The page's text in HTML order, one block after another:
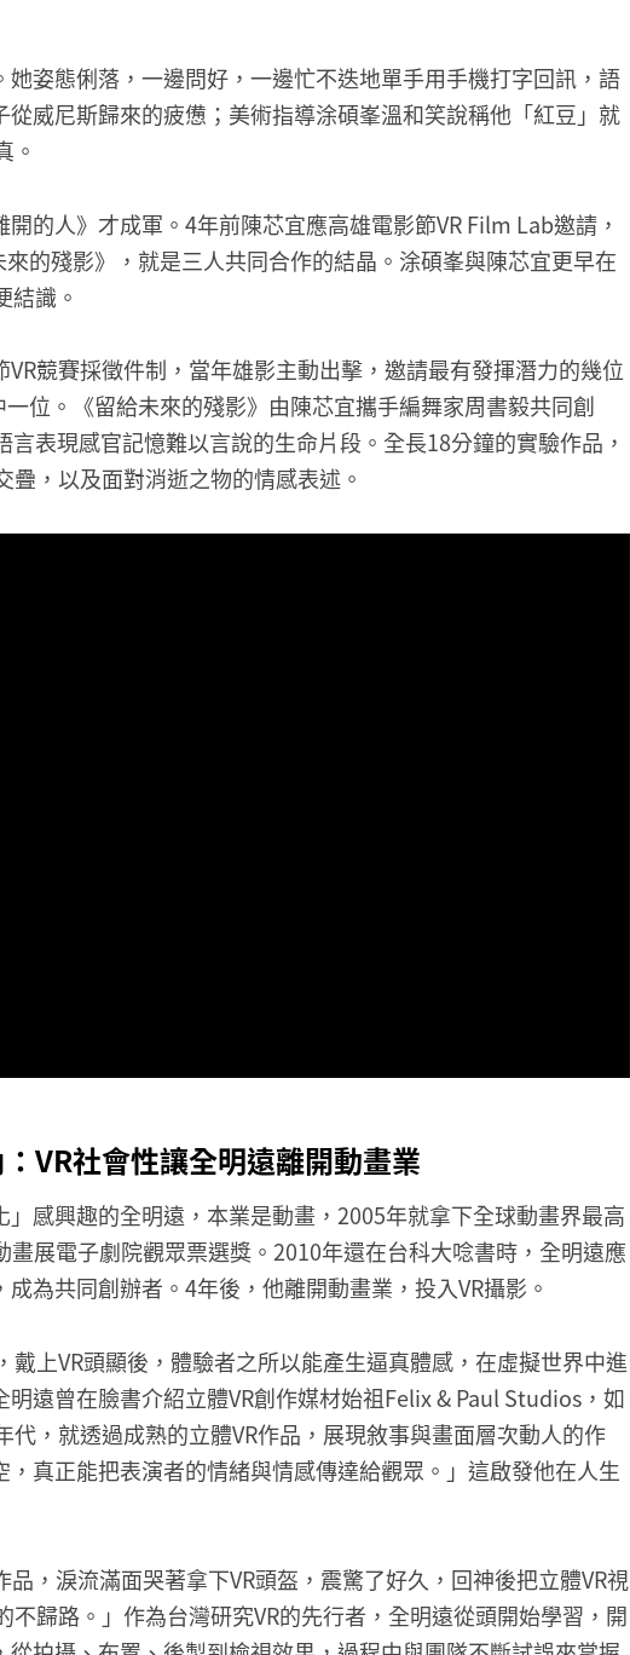
姿態俐落，一邊問好，一邊忙不迭地單手用手機打字回訊，語
威尼斯歸來的疲憊；美術指導涂碩峯溫和笑說稱他「紅豆」就
。
的人》才成軍。4年前陳芯宜應高雄電影節VR Film Lab邀請，
的殘影》，就是三人共同合作的結晶。涂碩峯與陳芯宜更早在
結識。
競賽採徵件制，當年雄影主動出擊，邀請最有發揮潛力的幾位
位。《留給未來的殘影》由陳芯宜攜手編舞家周書毅共同創
表現感官記憶難以言說的生命片段。全長18分鐘的實驗作品，
疊，以及面對消逝之物的情感表述。
VR社會性讓全明遠離開動畫業
感興趣的全明遠，本業是動畫，2005年就拿下全球動畫界最高
展電子劇院觀眾票選獎。2010年還在台科大唸書時，全明遠應
為共同創辦者。4年後，他離開動畫業，投入VR攝影。
戴上VR頭顯後，體驗者之所以能產生逼真體感，在虛擬世界中進
遠曾在臉書介紹立體VR創作媒材始祖Felix & Paul Studios，如
代，就透過成熟的立體VR作品，展現敘事與畫面層次動人的作
真正能把表演者的情緒與情感傳達給觀眾。」這啟發他在人生
品，淚流滿面哭著拿下VR頭盔，震驚了好久，回神後把立體VR視
不歸路。」作為台灣研究VR的先行者，全明遠從頭開始學習，開